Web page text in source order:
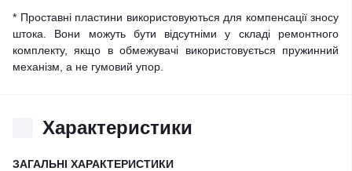
* Проставні пластини використовуються для компенсації зносу
штока. Вони можуть бути відсутніми у складі ремонтного
комплекту, якщо в обмежувачі використовується пружинний
механізм, а не гумовий упор.
Характеристики
ЗАГАЛЬНІ ХАРАКТЕРИСТИКИ